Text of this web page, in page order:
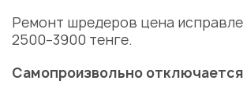
Ремонт шредеров цена
2500–3900 тенге.
Самопроизвольно отключается